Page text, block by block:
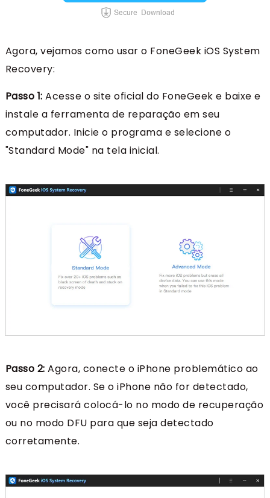
Agora, vejamos como usar o FoneGeek iOS System
Recovery:
Passo 1:Acesse o site oficial do FoneGeek e baixe e
instale a ferramenta de reparação em seu
computador. Inicie o programa e selecione o
"Standard Mode" na tela inicial.
Passo 2:Agora, conecte o iPhone problemático ao
seu computador. Se o iPhone não for detectado,
você precisará colocá-lo no modo de recuperação
ou no modo DFU para que seja detectado
corretamente.